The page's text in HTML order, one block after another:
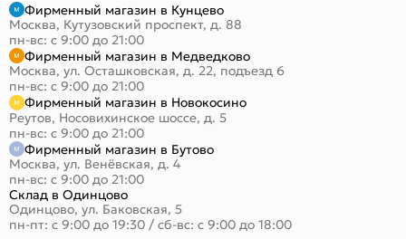
Фирменный магазин в Кунцево
Москва, Кутузовский проспект, д. 88
пн-вс: с 9:00 до 21:00
Фирменный магазин в Медведково
Москва, ул. Осташковская, д. 22, подъезд 6
пн-вс: с 9:00 до 21:00
Фирменный магазин в Новокосино
Реутов, Носовихинское шоссе, д. 5
пн-вс: с 9:00 до 21:00
Фирменный магазин в Бутово
Москва, ул. Венёвская, д. 4
пн-вс: с 9:00 до 21:00
Склад в Одинцово
Одинцово, ул. Баковская, 5
пн-пт: с 9:00 до 19:30 / сб-вс: с 9:00 до 18:00